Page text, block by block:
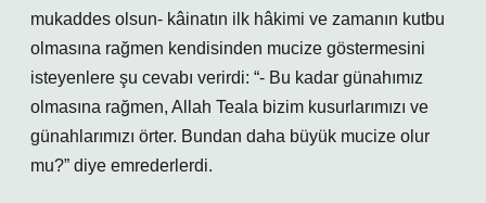
mukaddes olsun- kâinatın ilk hâkimi ve zamanın kutbu
olmasına rağmen kendisinden mucize göstermesini
isteyenlere şu cevabı verirdi: “- Bu kadar günahımız
olmasına rağmen, Allah Teala bizim kusurlarımızı ve
günahlarımızı örter. Bundan daha büyük mucize olur
mu?” diye emrederlerdi.